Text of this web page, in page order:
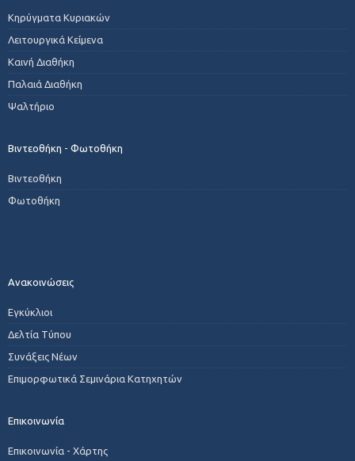
Κηρύγματα Κυριακών
Λειτουργικά Κείμενα
Καινή Διαθήκη
Παλαιά Διαθήκη
Ψαλτήριο
Βιντεοθήκη - Φωτοθήκη
Βιντεοθήκη
Φωτοθήκη
Ανακοινώσεις
Εγκύκλιοι
Δελτία Τύπου
Συνάξεις Νέων
Επιμορφωτικά Σεμινάρια Κατηχητών
Επικοινωνία
Επικοινωνία - Χάρτης